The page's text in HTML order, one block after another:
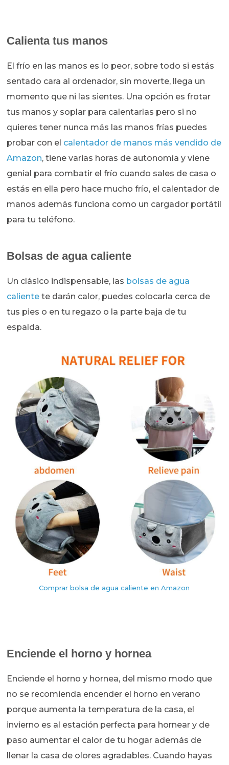
Calienta tus manos
El frío en las manos es lo peor, sobre todo si estás
sentado cara al ordenador, sin moverte, llega un
momento que ni las sientes. Una opción es frotar
tus manos y soplar para calentarlas pero si no
quieres tener nunca más las manos frías puedes
probar con el calentador de manos más vendido de
Amazon, tiene varias horas de autonomía y viene
genial para combatir el frío cuando sales de casa o
estás en ella pero hace mucho frío, el calentador de
manos además funciona como un cargador portátil
para tu teléfono.
Bolsas de agua caliente
Un clásico indispensable, las bolsas de agua
caliente te darán calor, puedes colocarla cerca de
tus pies o en tu regazo o la parte baja de tu
espalda.
Comprar bolsa de agua caliente en Amazon
Enciende el horno y hornea
Enciende el horno y hornea, del mismo modo que
no se recomienda encender el horno en verano
porque aumenta la temperatura de la casa, el
invierno es al estación perfecta para hornear y de
paso aumentar el calor de tu hogar además de
llenar la casa de olores agradables. Cuando hayas